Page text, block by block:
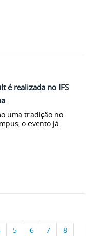
é realizada no IFS
uma tradição no
o evento já
5 6 7
8